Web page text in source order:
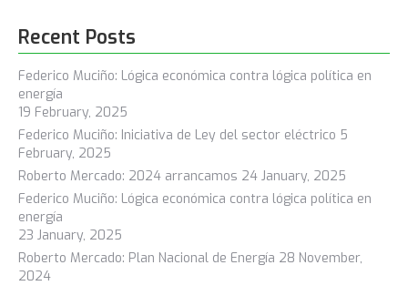
Recent Posts
Federico Muciño: Lógica económica contra lógica política en
energía
19 February, 2025
Federico Muciño: Iniciativa de Ley del sector eléctrico 5
February, 2025
Roberto Mercado: 2024 arrancamos 24 January, 2025
Federico Muciño: Lógica económica contra lógica política en
energía
23 January, 2025
Roberto Mercado: Plan Nacional de Energía 28 November,
2024